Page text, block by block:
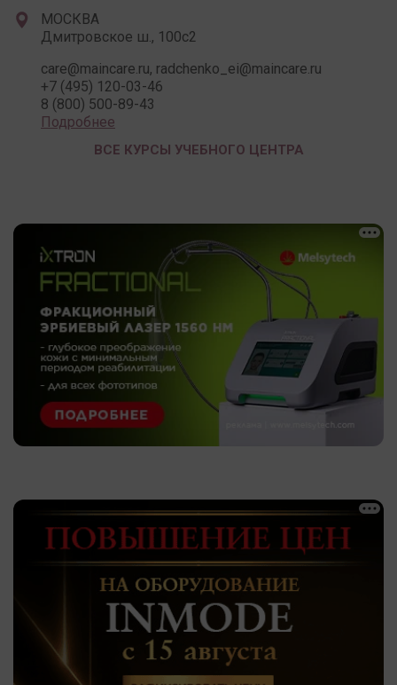
МОСКВА
Дмитровское ш., 100с2
care@maincare.ru, radchenko_ei@maincare.ru
+7 (495) 120-03-46
8 (800) 500-89-43
Подробнее
ВСЕ КУРСЫ УЧЕБНОГО ЦЕНТРА